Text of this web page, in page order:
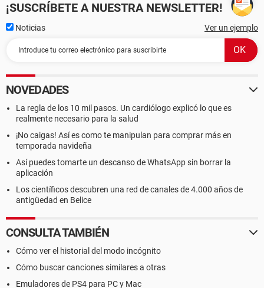
¡SUSCRÍBETE A NUESTRA NEWSLETTER!
Noticias Ver un ejemplo
NOVEDADES
La regla de los 10 mil pasos. Un cardiólogo explicó lo que es
realmente necesario para la salud
¡No caigas! Así es como te manipulan para comprar más en
temporada navideña
Así puedes tomarte un descanso de WhatsApp sin borrar la
aplicación
Los científicos descubren una red de canales de 4.000 años de
antigüedad en Belice
CONSULTA TAMBIÉN
Cómo ver el historial del modo incógnito
Cómo buscar canciones similares a otras
Emuladores de PS4 para PC y Mac